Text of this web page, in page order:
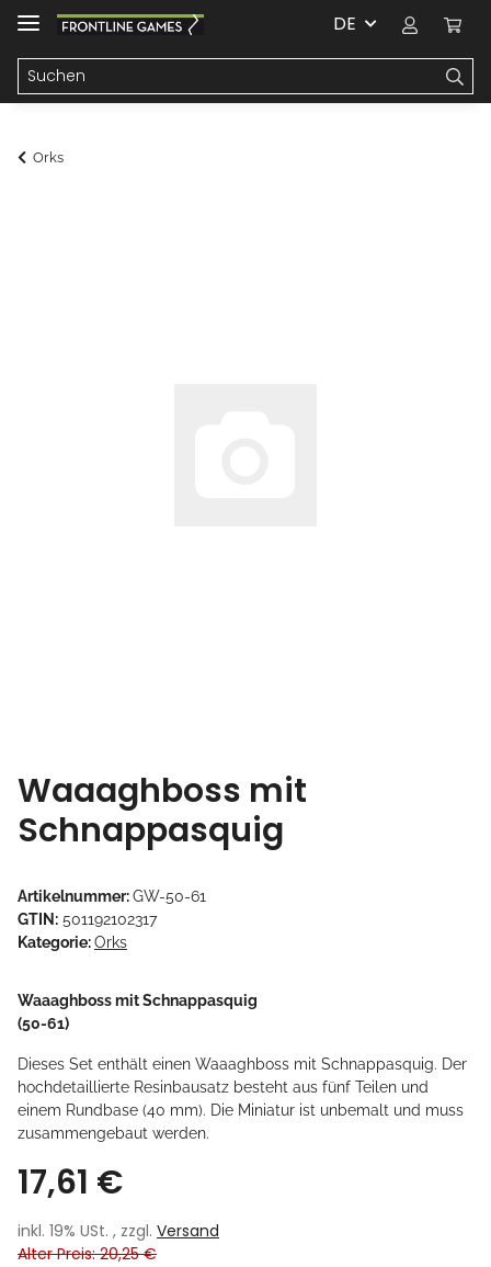
DE
Orks
Waaaghboss mit
Schnappasquig
Artikelnummer:GW-50-61
GTIN: 501192102317
Kategorie:Orks
Waaaghboss mit Schnappasquig
(50-61)
Dieses Set enthält einen Waaaghboss mit Schnappasquig. Der
hochdetaillierte Resinbausatz besteht aus fünf Teilen und
einem Rundbase (40 mm). Die Miniatur ist unbemalt und muss
zusammengebaut werden.
17,61 €
inkl. 19% USt. , zzgl. Versand
Alter Preis: 20,25 €